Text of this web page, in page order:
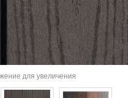
для увеличения